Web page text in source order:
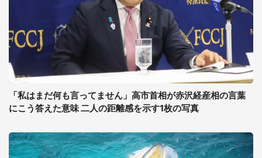
「私はまだ何も言ってません」高市首相が赤沢経産相の言葉
にこう答えた意味 二人の距離感を示す1枚の写真